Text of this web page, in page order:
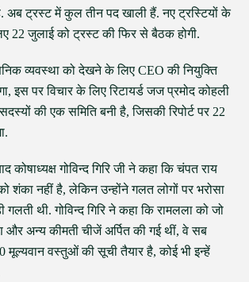
है. अब ट्रस्ट में कुल तीन पद खाली हैं. नए ट्रस्टियों के
22 जुलाई को ट्रस्ट की फिर से बैठक होगी.
व्यवस्था को देखने के लिए CEO की नियुक्ति
इस पर विचार के लिए रिटायर्ड जज प्रमोद कोहली
की एक समिति बनी है, जिसकी रिपोर्ट पर 22
गोविन्द गिरि जी ने कहा कि चंपत राय
शंका नहीं है, लेकिन उन्होंने गलत लोगों पर भरोसा
थी. गोविन्द गिरि ने कहा कि रामलला को जो
अन्य कीमती चीजें अर्पित की गई थीं, वे सब
मूल्यवान वस्तुओं की सूची तैयार है, कोई भी इन्हें